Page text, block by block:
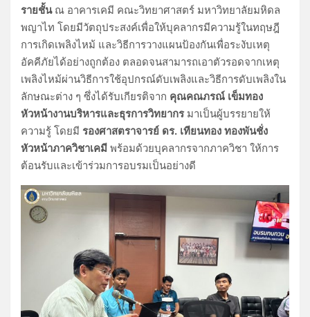
รายชั้น ณ อาคารเคมี คณะวิทยาศาสตร์ มหาวิทยาลัยมหิดล
พญาไท โดยมีวัตถุประสงค์เพื่อให้บุคลากรมีความรู้ในทฤษฎี
การเกิดเพลิงไหม้ และวิธีการวางแผนป้องกันเพื่อระงับเหตุ
อัคคีภัยได้อย่างถูกต้อง ตลอดจนสามารถเอาตัวรอดจากเหตุ
เพลิงไหม้ผ่านวิธีการใช้อุปกรณ์ดับเพลิงและวิธีการดับเพลิงใน
ลักษณะต่าง ๆ ซึ่งได้รับเกียรติจาก คุณคณภรณ์ เข็มทอง
หัวหน้างานบริหารและธุรการวิทยากร มาเป็นผู้บรรยายให้
ความรู้ โดยมี รองศาสตราจารย์ ดร. เทียนทอง ทองพันชั่ง
หัวหน้าภาควิชาเคมี พร้อมด้วยบุคลากรจากภาควิชา ให้การ
ต้อนรับและเข้าร่วมการอบรมเป็นอย่างดี